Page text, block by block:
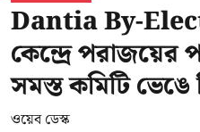
Dantia By-
কেন্দ্রে
সমস্ত কমিটি
ওয়েব ডেস্ক